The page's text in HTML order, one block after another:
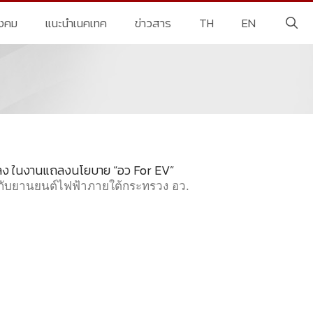
คม แนะนำเนคเทค ข่าวสาร TH EN
นงานแถลงนโยบาย “อว For EV”
บยานยนต์ไฟฟ้าภายใต้กระทรวง อว.